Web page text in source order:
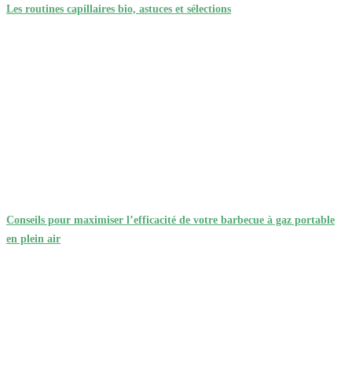
Les routines capillaires bio, astuces et sélections
Conseils pour maximiser l’efficacité de votre barbecue à gaz portable
en plein air